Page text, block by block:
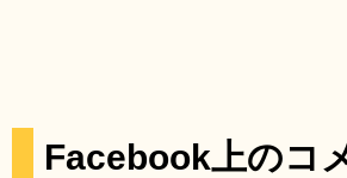
Facebook上のコ